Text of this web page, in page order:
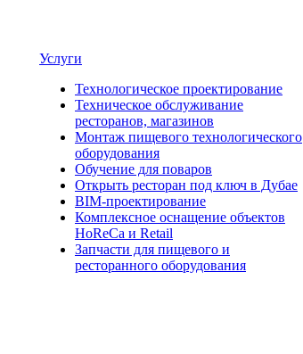
Услуги
Технологическое проектирование
Техническое обслуживание
ресторанов, магазинов
Монтаж пищевого технологического
оборудования
Обучение для поваров
Открыть ресторан под ключ в Дубае
BIM-проектирование
Комплексное оснащение объектов
HoReCa и Retail
Запчасти для пищевого и
ресторанного оборудования